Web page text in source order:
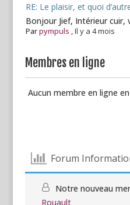
RE: Le plaisir, et quoi
Bonjour Jief, Intérieur cuir,
Parpympuls Il y a 4 mois
Membres en ligne
Aucun membre en ligne
Forum
Notre nouveau
Rouault